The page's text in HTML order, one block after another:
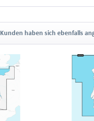
Kunden haben sich ebenfalls